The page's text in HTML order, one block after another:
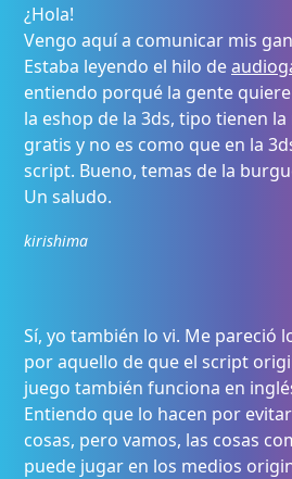
¿Hola!
Vengo aquí a comunicar mis
Estaba leyendo el hilo de
entiendo porqué la gente
la eshop de la 3ds, tipo tienen
gratis y no es como que en la
script. Bueno, temas de la
Un saludo.
kirishima
Sí, yo también lo vi. Me pareció
por aquello de que el script
juego también funciona en
Entiendo que lo hacen por
cosas, pero vamos, las cosas
puede jugar en los medios